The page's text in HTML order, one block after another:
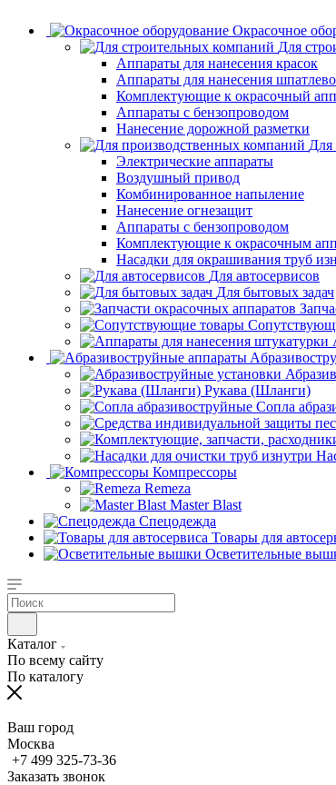
Окрасочное
Для
Аппараты для нанесения красок
Аппараты для нанесения
Комплектующие к окрасочный
Аппараты с бензопроводом
Нанесение дорожной разметки
Для
Электрические аппараты
Воздушный привод
Комбинированное напыление
Нанесение огнезащит
Аппараты с бензопроводом
Комплектующие к окрасочным
Насадки для окрашивания труб
Для автосервисов
Для бытовых задач
Рукава (Шланги)
Сопла
Компрессоры
Remeza
Master Blast
Спецодежда
Товары для
Осветительные
Каталог
По всему сайту
По каталогу
Ваш город
Москва
+7 499 325-73-36
Заказать звонок